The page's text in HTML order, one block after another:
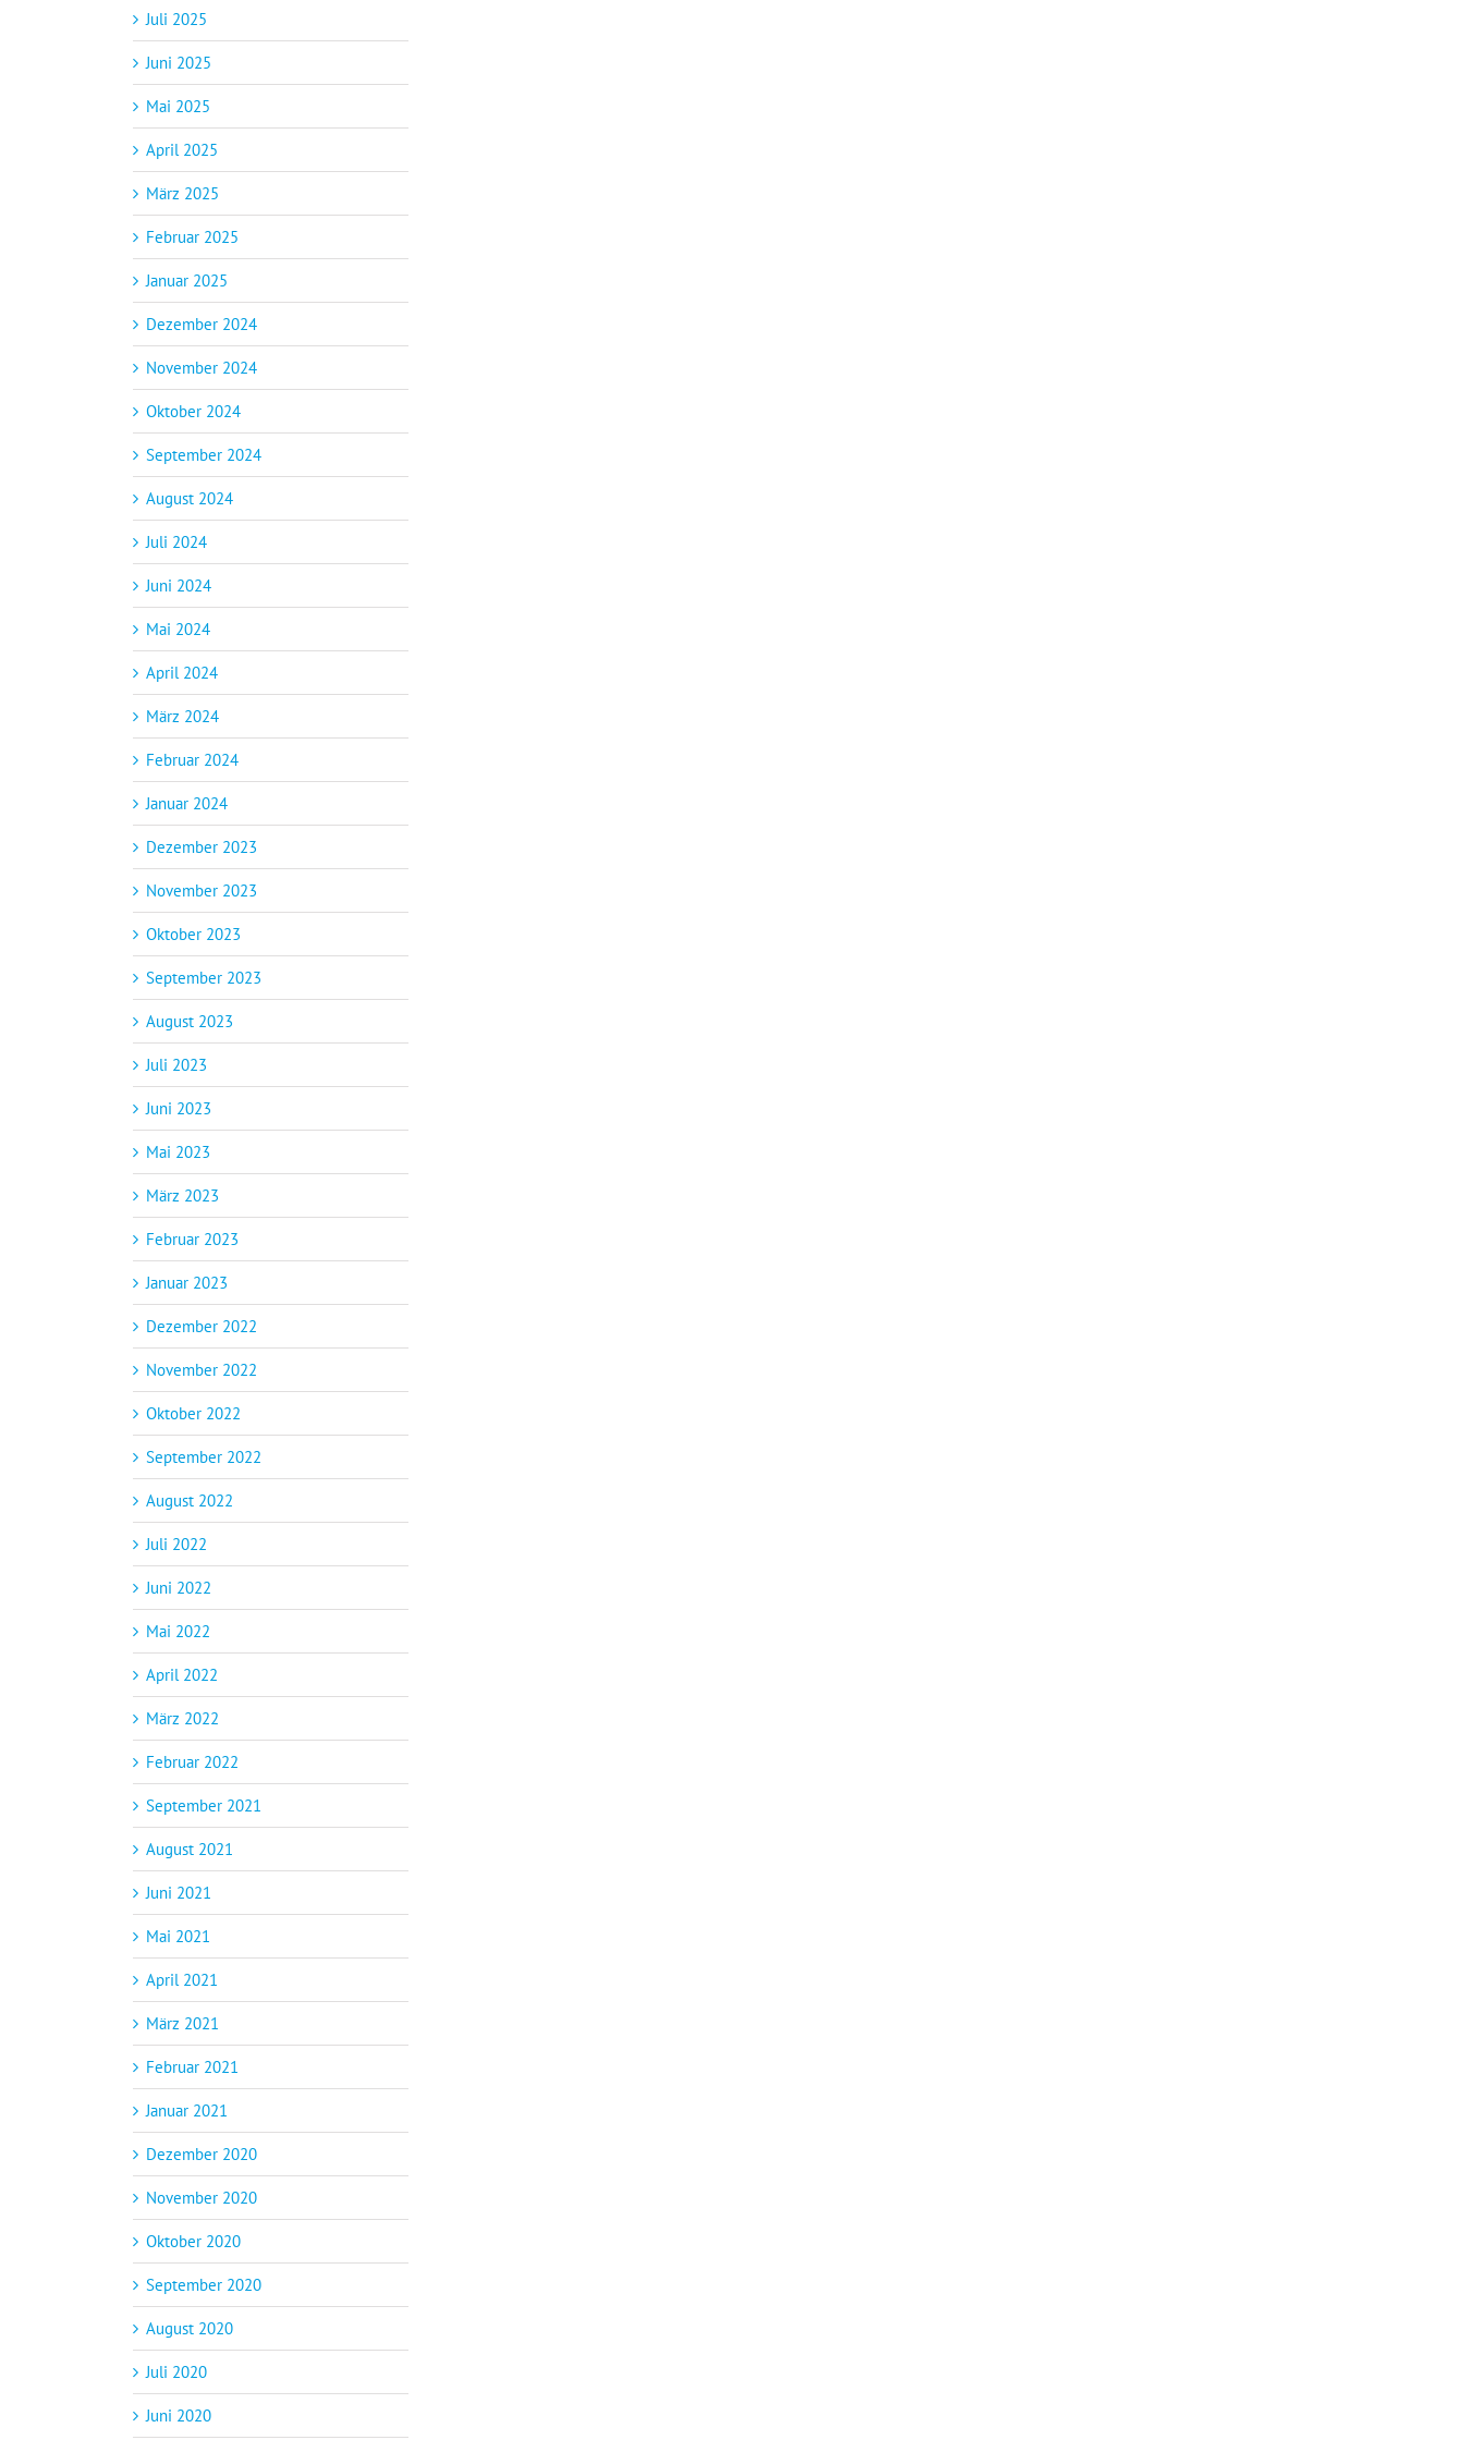
Juli 2025
Juni 2025
Mai 2025
April 2025
März 2025
Februar 2025
Januar 2025
Dezember 2024
November 2024
Oktober 2024
September 2024
August 2024
Juli 2024
Juni 2024
Mai 2024
April 2024
März 2024
Februar 2024
Januar 2024
Dezember 2023
November 2023
Oktober 2023
September 2023
August 2023
Juli 2023
Juni 2023
Mai 2023
März 2023
Februar 2023
Januar 2023
Dezember 2022
November 2022
Oktober 2022
September 2022
August 2022
Juli 2022
Juni 2022
Mai 2022
April 2022
März 2022
Februar 2022
September 2021
August 2021
Juni 2021
Mai 2021
April 2021
März 2021
Februar 2021
Januar 2021
Dezember 2020
November 2020
Oktober 2020
September 2020
August 2020
Juli 2020
Juni 2020